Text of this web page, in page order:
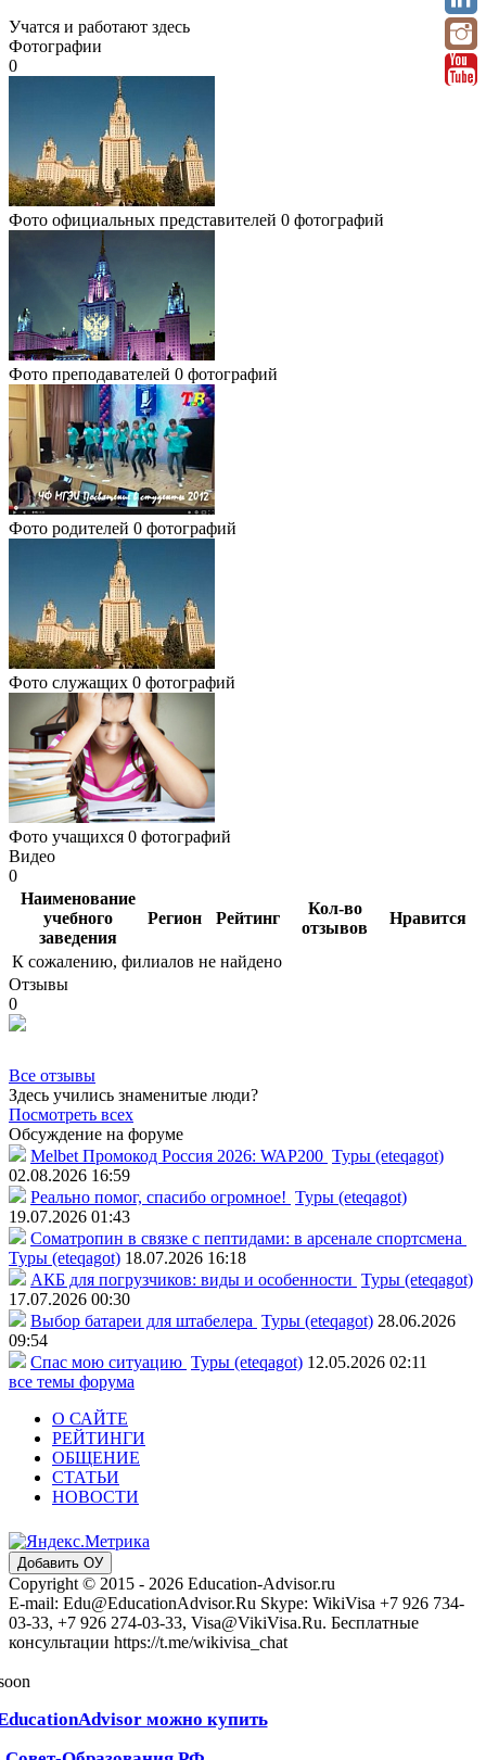
Учатся и работают здесь
Фотографии
0
Фото официальных представителей 0 фотографий
Фото преподавателей 0 фотографий
Фото родителей 0 фотографий
Фото служащих 0 фотографий
Фото учащихся 0 фотографий
Видео
0
Наименование
учебного
заведения
Регион Рейтинг
Кол-во
отзывов
Нравится
К сожалению, филиалов не найдено
Отзывы
0
Все отзывы
Здесь учились знаменитые люди?
Посмотреть всех
Обсуждение на форуме
Melbet Промокод Россия 2026: WAP200 Туры (eteqagot)
02.08.2026 16:59
Реально помог, спасибо огромное! Туры (eteqagot)
19.07.2026 01:43
Соматропин в связке с пептидами: в арсенале спортсмена
Туры (eteqagot) 18.07.2026 16:18
АКБ для погрузчиков: виды и особенности Туры (eteqagot)
17.07.2026 00:30
Выбор батареи для штабелера Туры (eteqagot) 28.06.2026
09:54
Спас мою ситуацию Туры (eteqagot) 12.05.2026 02:11
все темы форума
О САЙТЕ
РЕЙТИНГИ
ОБЩЕНИЕ
СТАТЬИ
НОВОСТИ
Добавить ОУ
Copyright © 2015 - 2026 Education-Advisor.ru
E-mail: Edu@EducationAdvisor.Ru Skype: WikiVisa +7 926 734-
03-33, +7 926 274-03-33, Visa@VikiVisa.Ru. Бесплатные
консультации https://t.me/wikivisa_chat
можно купить